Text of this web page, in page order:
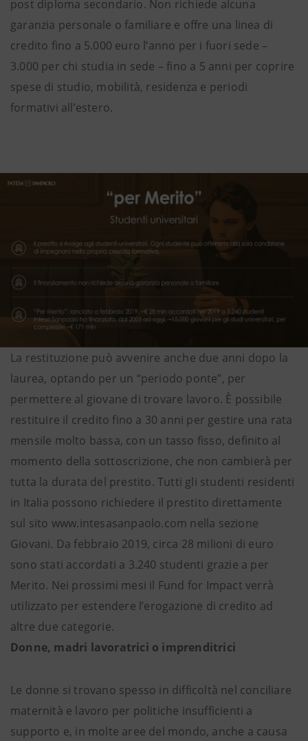
post diploma secondario. Non richiede alcuna
garanzia personale o familiare e offre una linea di
credito fino a 5.000 euro l’anno per i fuori sede –
3.000 per chi studia in sede – fino a 5 anni per coprire
spese di studio, mobilità, residenza e periodi
formativi all’estero.
La restituzione può avvenire anche due anni dopo la
laurea, optando per un “periodo ponte”, per
permettere al giovane di trovare lavoro. È possibile
restituire il credito fino a 30 anni per gestire una rata
mensile molto bassa, con un tasso fisso, definito al
momento della sottoscrizione, che non cambierà per
tutta la durata del prestito. Tutti gli studenti residenti
in Italia possono richiedere il prestito direttamente
sul sito www.intesasanpaolo.com nella sezione
Giovani. Da febbraio 2019, circa 28 milioni di euro
sono stati accordati a 3.240 studenti grazie a per
Merito. Nei prossimi mesi il Fund for Impact verrà
utilizzato per estendere l’erogazione di credito ad
altre due categorie.
Donne, madri lavoratrici o imprenditrici
Le donne si trovano spesso in difficoltà nel conciliare
maternità e lavoro per politiche insufficienti a
supporto e, in molte aree del mondo, anche a causa